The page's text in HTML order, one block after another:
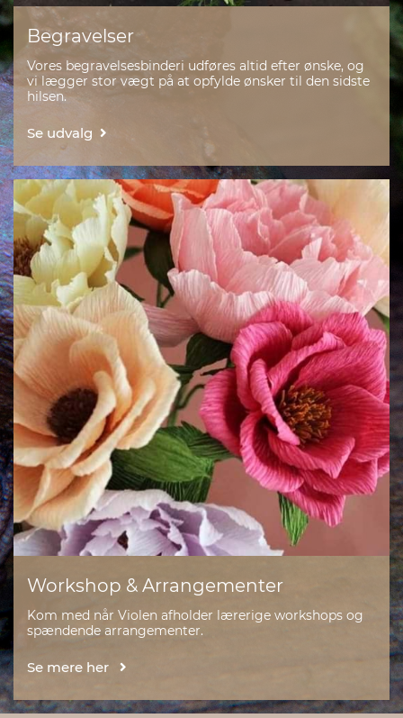
Begravelser
Vores begravelsesbinderi udføres altid efter ønske, og
vi lægger stor vægt på at opfylde ønsker til den sidste
hilsen.
Se udvalg
Workshop & Arrangementer
Kom med når Violen afholder lærerige workshops og
spændende arrangementer.
Se mere her